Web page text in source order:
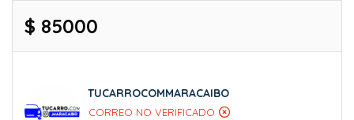
$ 85000
TUCARROCOMMARACAIBO
CORREO NO VERIFICADO